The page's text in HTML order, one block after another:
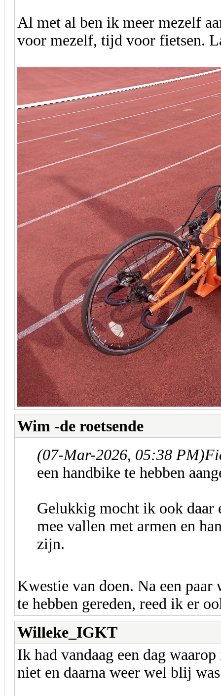
Al met al ben ik meer mezelf
voor mezelf, tijd voor fietsen.
Wim -de roetsende
(07-Mar-2026, 05:38 PM)
een handbike te hebben
Gelukkig mocht ik ook daar
mee vallen met armen en
zijn.
Kwestie van doen. Na een
te hebben gereden, reed ik er
Willeke_IGKT
Ik had vandaag een dag
niet en daarna weer wel blij